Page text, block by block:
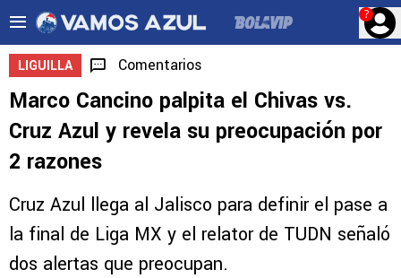
?
LIGUILLA Comentarios
Marco Cancino palpita el Chivas vs.
Cruz Azul y revela su preocupación por
2 razones
Cruz Azul llega al Jalisco para definir el pase a
la final de Liga MX y el relator de TUDN señaló
dos alertas que preocupan.